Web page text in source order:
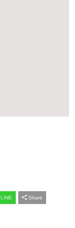
LINE Share